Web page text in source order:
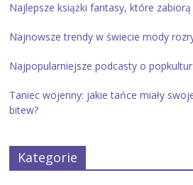
Najlepsze książki fantasy, które
Najnowsze trendy w świecie mody
Najpopularniejsze podcasty o
Taniec wojenny: jakie tańce miały
bitew?
Kategorie